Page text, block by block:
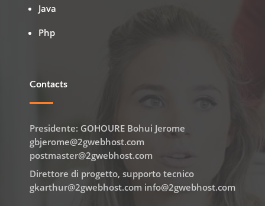
Java
Php
Contacts
Presidente: GOHOURE Bohui Jerome
gbjerome@2gwebhost.com
postmaster@2gwebhost.com
Direttore di progetto, supporto tecnico
gkarthur@2gwebhost.com info@2gwebhost.com